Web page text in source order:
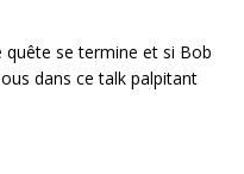
se termine et si Bob
dans ce talk palpitant